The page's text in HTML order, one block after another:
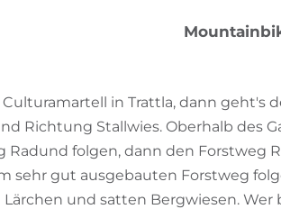
in Trattla, dann geht's
Richtung Stallwies. Oberhalb des
Radund folgen, dann den Forstweg
sehr gut ausgebauten Forstweg
und satten Bergwiesen.